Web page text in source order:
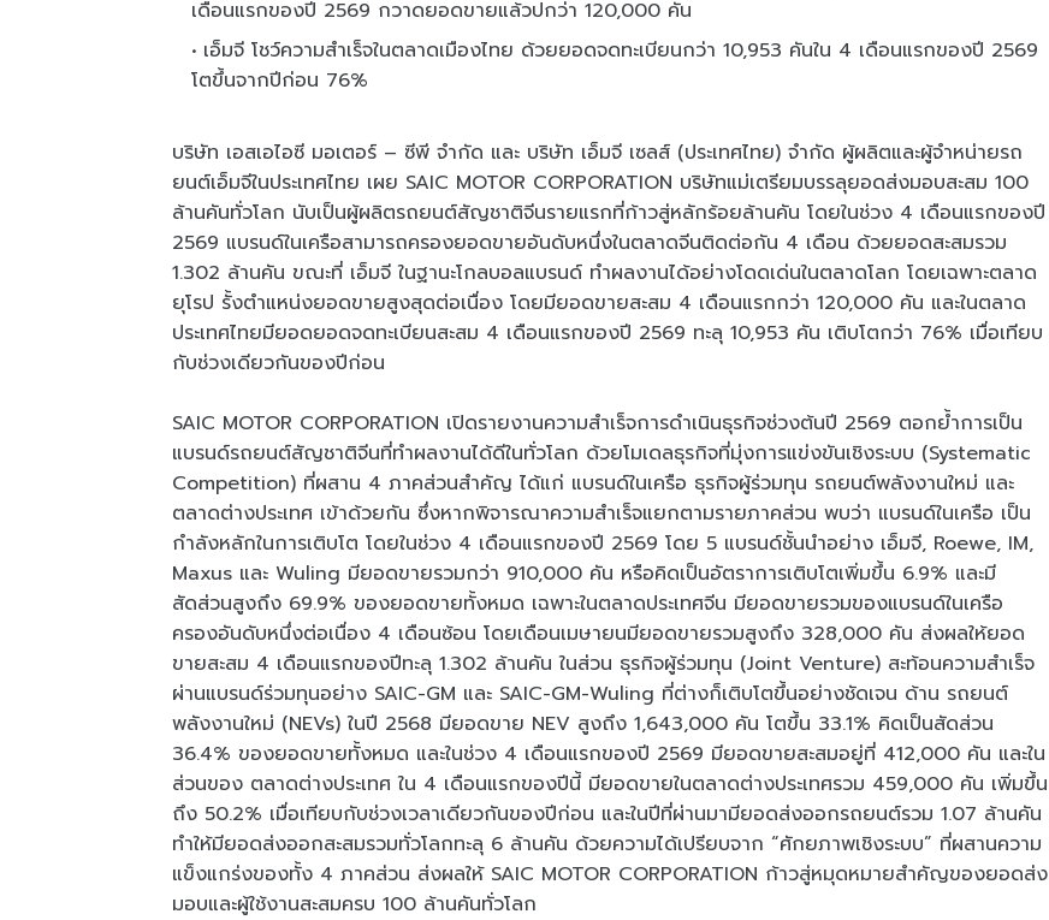
เดือนแรกของปี 2569 กวาดยอดขายแล้วปกว่า 120,000 คัน
เอ็มจี โชว์ความสำเร็จในตลาดเมืองไทย ด้วยยอดจดทะเบียนกว่า 10,953 คันใน 4 เดือนแรกของปี 2569
โตขึ้นจากปีก่อน 76%
บริษัท เอสเอไอซี มอเตอร์ – ซีพี จำกัด และ บริษัท เอ็มจี เซลส์ (ประเทศไทย) จำกัด ผู้ผลิตและผู้จำหน่ายรถ
ยนต์เอ็มจีในประเทศไทย เผย SAIC MOTOR CORPORATION บริษัทแม่เตรียมบรรลุยอดส่งมอบสะสม 100
ล้านคันทั่วโลก นับเป็นผู้ผลิตรถยนต์สัญชาติจีนรายแรกที่ก้าวสู่หลักร้อยล้านคัน โดยในช่วง 4 เดือนแรกของปี
2569 แบรนด์ในเครือสามารถครองยอดขายอันดับหนึ่งในตลาดจีนติดต่อกัน 4 เดือน ด้วยยอดสะสมรวม
1.302 ล้านคัน ขณะที่ เอ็มจี ในฐานะโกลบอลแบรนด์ ทำผลงานได้อย่างโดดเด่นในตลาดโลก โดยเฉพาะตลาด
ยุโรป รั้งตำแหน่งยอดขายสูงสุดต่อเนื่อง โดยมียอดขายสะสม 4 เดือนแรกกว่า 120,000 คัน และในตลาด
ประเทศไทยมียอดยอดจดทะเบียนสะสม 4 เดือนแรกของปี 2569 ทะลุ 10,953 คัน เติบโตกว่า 76% เมื่อเทียบ
กับช่วงเดียวกันของปีก่อน
SAIC MOTOR CORPORATION เปิดรายงานความสำเร็จการดำเนินธุรกิจช่วงต้นปี 2569 ตอกย้ำการเป็น
แบรนด์รถยนต์สัญชาติจีนที่ทำผลงานได้ดีในทั่วโลก ด้วยโมเดลธุรกิจที่มุ่งการแข่งขันเชิงระบบ (Systematic
Competition) ที่ผสาน 4 ภาคส่วนสำคัญ ได้แก่ แบรนด์ในเครือ ธุรกิจผู้ร่วมทุน รถยนต์พลังงานใหม่ และ
ตลาดต่างประเทศ เข้าด้วยกัน ซึ่งหากพิจารณาความสำเร็จแยกตามรายภาคส่วน พบว่า แบรนด์ในเครือ เป็น
กำลังหลักในการเติบโต โดยในช่วง 4 เดือนแรกของปี 2569 โดย 5 แบรนด์ชั้นนำอย่าง เอ็มจี, Roewe, IM,
Maxus และ Wuling มียอดขายรวมกว่า 910,000 คัน หรือคิดเป็นอัตราการเติบโตเพิ่มขึ้น 6.9% และมี
สัดส่วนสูงถึง 69.9% ของยอดขายทั้งหมด เฉพาะในตลาดประเทศจีน มียอดขายรวมของแบรนด์ในเครือ
ครองอันดับหนึ่งต่อเนื่อง 4 เดือนซ้อน โดยเดือนเมษายนมียอดขายรวมสูงถึง 328,000 คัน ส่งผลให้ยอด
ขายสะสม 4 เดือนแรกของปีทะลุ 1.302 ล้านคัน ในส่วน ธุรกิจผู้ร่วมทุน (Joint Venture) สะท้อนความสำเร็จ
ผ่านแบรนด์ร่วมทุนอย่าง SAIC-GM และ SAIC-GM-Wuling ที่ต่างก็เติบโตขึ้นอย่างชัดเจน ด้าน รถยนต์
พลังงานใหม่ (NEVs) ในปี 2568 มียอดขาย NEV สูงถึง 1,643,000 คัน โตขึ้น 33.1% คิดเป็นสัดส่วน
36.4% ของยอดขายทั้งหมด และในช่วง 4 เดือนแรกของปี 2569 มียอดขายสะสมอยู่ที่ 412,000 คัน และใน
ส่วนของ ตลาดต่างประเทศ ใน 4 เดือนแรกของปีนี้ มียอดขายในตลาดต่างประเทศรวม 459,000 คัน เพิ่มขึ้น
ถึง 50.2% เมื่อเทียบกับช่วงเวลาเดียวกันของปีก่อน และในปีที่ผ่านมามียอดส่งออกรถยนต์รวม 1.07 ล้านคัน
ทำให้มียอดส่งออกสะสมรวมทั่วโลกทะลุ 6 ล้านคัน ด้วยความได้เปรียบจาก “ศักยภาพเชิงระบบ” ที่ผสานความ
แข็งแกร่งของทั้ง 4 ภาคส่วน ส่งผลให้ SAIC MOTOR CORPORATION ก้าวสู่หมุดหมายสำคัญของยอดส่ง
มอบและผู้ใช้งานสะสมครบ 100 ล้านคันทั่วโลก